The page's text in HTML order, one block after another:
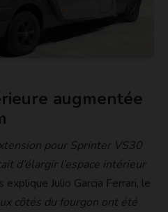
augmentée
pour Sprinter VS30
d’élargir l’espace intérieur
explique Julio Garcia Ferrari, le
côtés du fourgon ont été